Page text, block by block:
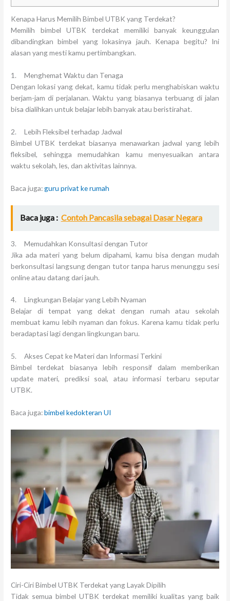
Kenapa Harus Memilih Bimbel UTBK yang Terdekat?
Memilih bimbel UTBK terdekat memiliki banyak keunggulan
dibandingkan bimbel yang lokasinya jauh. Kenapa begitu? Ini
alasan yang mesti kamu pertimbangkan.
1. Menghemat Waktu dan Tenaga
Dengan lokasi yang dekat, kamu tidak perlu menghabiskan waktu
berjam-jam di perjalanan. Waktu yang biasanya terbuang di jalan
bisa dialihkan untuk belajar lebih banyak atau beristirahat.
2. Lebih Fleksibel terhadap Jadwal
Bimbel UTBK terdekat biasanya menawarkan jadwal yang lebih
fleksibel, sehingga memudahkan kamu menyesuaikan antara
waktu sekolah, les, dan aktivitas lainnya.
Baca juga:guru privat ke rumah
Baca juga : Contoh Pancasila sebagai Dasar Negara
3. Memudahkan Konsultasi dengan Tutor
Jika ada materi yang belum dipahami, kamu bisa dengan mudah
berkonsultasi langsung dengan tutor tanpa harus menunggu sesi
online atau datang dari jauh.
4. Lingkungan Belajar yang Lebih Nyaman
Belajar di tempat yang dekat dengan rumah atau sekolah
membuat kamu lebih nyaman dan fokus. Karena kamu tidak perlu
beradaptasi lagi dengan lingkungan baru.
5. Akses Cepat ke Materi dan Informasi Terkini
Bimbel terdekat biasanya lebih responsif dalam memberikan
update materi, prediksi soal, atau informasi terbaru seputar
UTBK.
Baca juga:bimbel kedokteran UI
Ciri-Ciri Bimbel UTBK Terdekat yang Layak Dipilih
Tidak semua bimbel UTBK terdekat memiliki kualitas yang baik